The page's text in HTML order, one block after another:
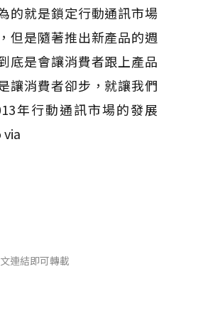
的就是鎖定行動通訊市場
但是隨著推出新產品的週
底是會讓消費者跟上產品
讓消費者卻步，就讓我們
年行動通訊市場的發展
連結即可轉載